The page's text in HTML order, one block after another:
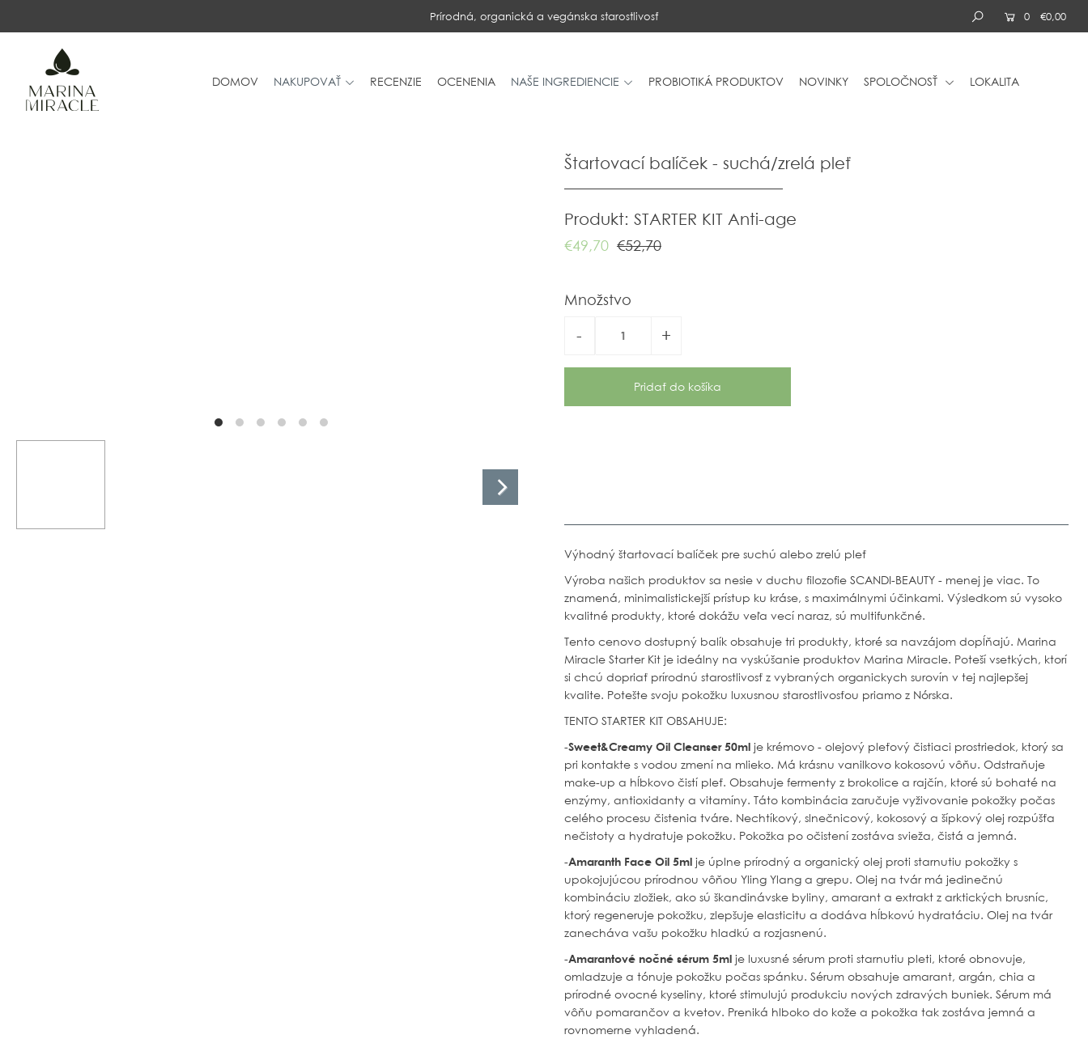
Prírodná, organická a vegánska starostlivosť 0 €0,00
DOMOV NAKUPOVAŤ RECENZIE OCENENIA NAŠE INGREDIENCIE PROBIOTIKÁ PRODUKTOV NOVINKY SPOLOČNOSŤ LOKALITA
Štartovací balíček - suchá/zrelá pleť
Produkt: STARTER KIT Anti-age
€49,70 €52,70
Množstvo
- +
Výhodný štartovací balíček pre suchú alebo zrelú pleť
Výroba našich produktov sa nesie v duchu filozofie SCANDI-BEAUTY - menej je viac. To
znamená, minimalistickejší prístup ku kráse, s maximálnymi účinkami. Výsledkom sú vysoko
kvalitné produkty, ktoré dokážu veľa vecí naraz, sú multifunkčné.
Tento cenovo dostupný balík obsahuje tri produkty, ktoré sa navzájom dopĺňajú. Marina
Miracle Starter Kit je ideálny na vyskúšanie produktov Marina Miracle. Poteší vsetkých, ktorí
si chcú dopriať prírodnú starostlivosť z vybraných organickych surovín v tej najlepšej
kvalite. Potešte svoju pokožku luxusnou starostlivosťou priamo z Nórska.
TENTO STARTER KIT OBSAHUJE:
-Sweet&Creamy Oil Cleanser 50mlje krémovo - olejový pleťový čistiaci prostriedok, ktorý sa
pri kontakte s vodou zmení na mlieko. Má krásnu vanilkovo kokosovú vôňu. Odstraňuje
make-up a hĺbkovo čistí pleť. Obsahuje fermenty z brokolice a rajčín, ktoré sú bohaté na
enzýmy, antioxidanty a vitamíny. Táto kombinácia zaručuje vyživovanie pokožky počas
celého procesu čistenia tváre. Nechtíkový, slnečnicový, kokosový a šípkový olej rozpúšťa
nečistoty a hydratuje pokožku. Pokožka po očistení zostáva svieža, čistá a jemná.
-Amaranth Face Oil 5ml je úplne prírodný a organický olej proti starnutiu pokožky s
upokojujúcou prírodnou vôňou Yling Ylang a grepu. Olej na tvár má jedinečnú
kombináciu zložiek, ako sú škandinávske byliny, amarant a extrakt z arktických brusníc,
ktorý regeneruje pokožku, zlepšuje elasticitu a dodáva hĺbkovú hydratáciu. Olej na tvár
zanecháva vašu pokožku hladkú a rozjasnenú.
-Amarantové nočné sérum 5mlje luxusné sérum proti starnutiu pleti, ktoré obnovuje,
omladzuje a tónuje pokožku počas spánku. Sérum obsahuje amarant, argán, chia a
prírodné ovocné kyseliny, ktoré stimulujú produkciu nových zdravých buniek. Sérum má
vôňu pomarančov a kvetov. Preniká hlboko do kože a pokožka tak zostáva jemná a
rovnomerne vyhladená.
DOMOV
NAKUPOVAŤ